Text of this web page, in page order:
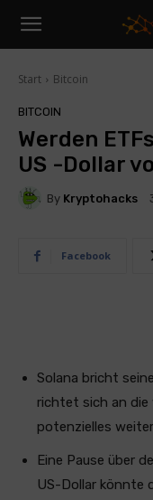
Start Bitcoin
BITCOIN
Werden
US -Dollar
By Kryptohacks
Facebook
Solana bricht
richtet sich an
potenzielles
Eine Pause über
US-Dollar könnte